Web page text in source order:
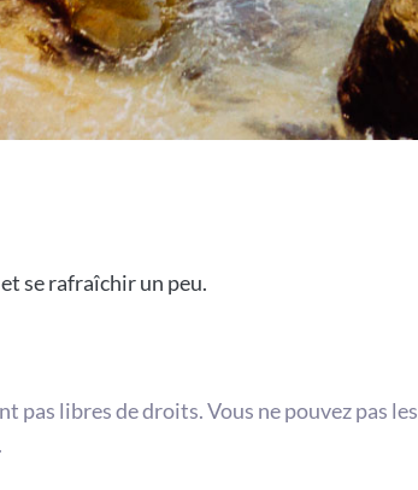
se rafraîchir un peu.
pas libres de droits. Vous ne pouvez pas les